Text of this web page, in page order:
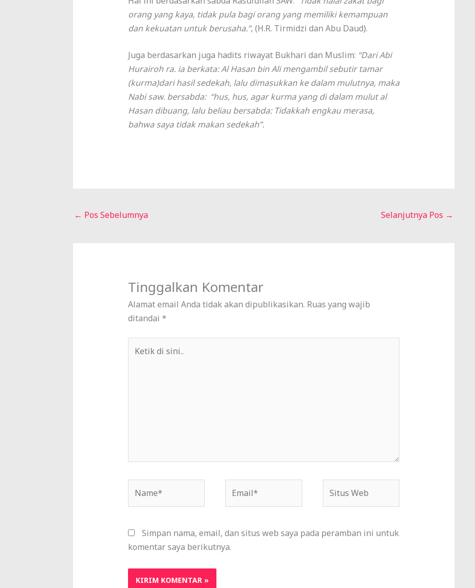
orang yang kaya, tidak pula bagi orang yang memiliki kemampuan
dan kekuatan untuk berusaha.”, (H.R. Tirmidzi dan Abu Daud).
Juga berdasarkan juga hadits riwayat Bukhari dan Muslim: “Dari Abi
Hurairoh ra. ia berkata: Al Hasan bin Ali mengambil sebutir tamar
(kurma)dari hasil sedekah, lalu dimasukkan ke dalam mulutnya, maka
Nabi saw. bersabda: “hus, hus, agar kurma yang di dalam mulut al
Hasan dibuang, lalu beliau bersabda: Tidakkah engkau merasa,
bahwa saya tidak makan sedekah”.
← Pos Sebelumnya Selanjutnya Pos →
Tinggalkan Komentar
Alamat email Anda tidak akan dipublikasikan. Ruas yang wajib
ditandai *
Web
Simpan nama, email, dan situs web saya pada peramban ini untuk
komentar saya berikutnya.